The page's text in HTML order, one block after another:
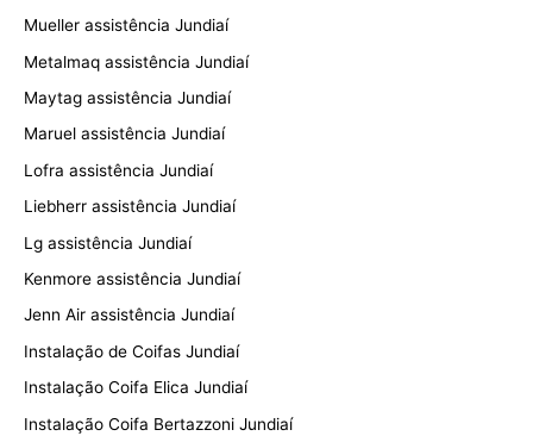
Mueller assistência Jundiaí
Metalmaq assistência Jundiaí
Maytag assistência Jundiaí
Maruel assistência Jundiaí
Lofra assistência Jundiaí
Liebherr assistência Jundiaí
Lg assistência Jundiaí
Kenmore assistência Jundiaí
Jenn Air assistência Jundiaí
Instalação de Coifas Jundiaí
Instalação Coifa Elica Jundiaí
Instalação Coifa Bertazzoni Jundiaí